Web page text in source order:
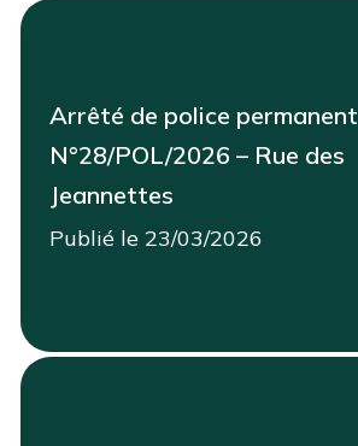
Arrêté de police permanent
N°28/POL/2026 – Rue des
Jeannettes
Publié le 23/03/2026